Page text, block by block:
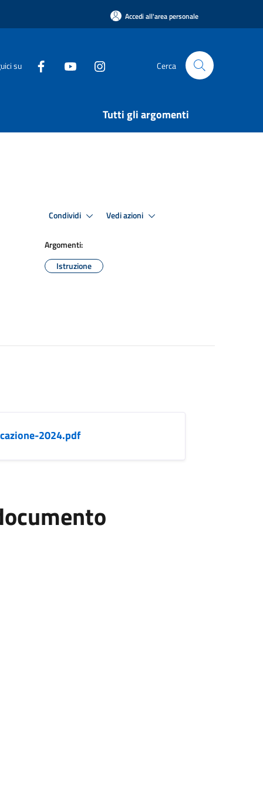
Accedi all'area personale
su Cerca
Tutti gli argomenti
Condividi Vedi azioni
Argomenti:
Istruzione
2024.pdf